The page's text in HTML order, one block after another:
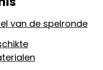
van de spelronde